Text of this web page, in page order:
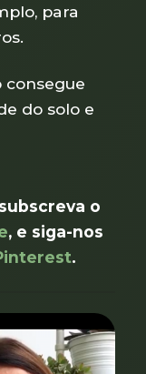
para
consegue
do solo e
o
, e siga-nos
.